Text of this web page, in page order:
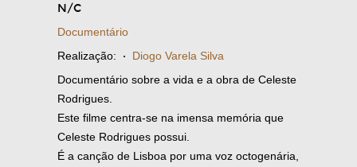
N/C
Documentário
Realização: · Diogo Varela Silva
Documentário sobre a vida e a obra de Celeste
Rodrigues.
Este filme centra-se na imensa memória que
Celeste Rodrigues possui.
É a canção de Lisboa por uma voz octogenária,